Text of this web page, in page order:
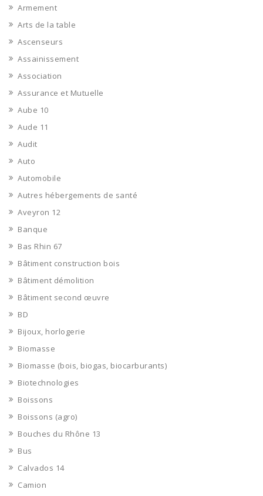
Armement
Arts de la table
Ascenseurs
Assainissement
Association
Assurance et Mutuelle
Aube 10
Aude 11
Audit
Auto
Automobile
Autres hébergements de santé
Aveyron 12
Banque
Bas Rhin 67
Bâtiment construction bois
Bâtiment démolition
Bâtiment second œuvre
BD
Bijoux, horlogerie
Biomasse
Biomasse (bois, biogas, biocarburants)
Biotechnologies
Boissons
Boissons (agro)
Bouches du Rhône 13
Bus
Calvados 14
Camion